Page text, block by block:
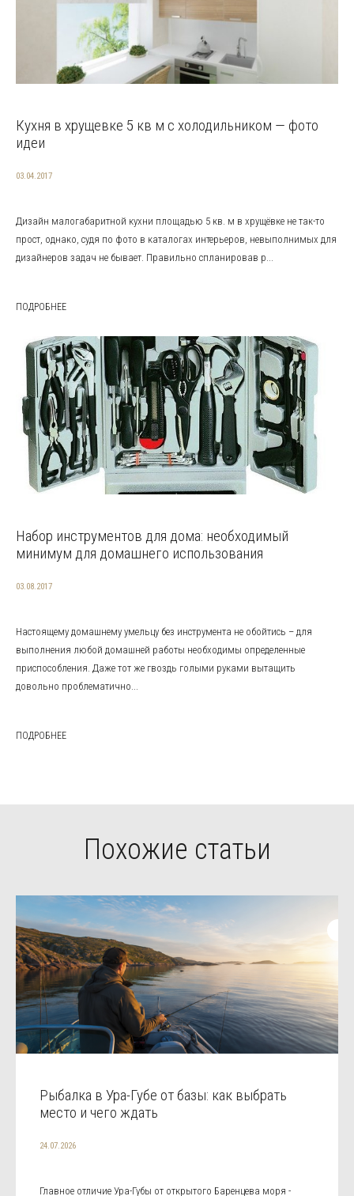
Кухня в хрущевке 5 кв м с холодильником — фото
идеи
03.04.2017
Дизайн малогабаритной кухни площадью 5 кв. м в хрущёвке не так-то
прост, однако, судя по фото в каталогах интерьеров, невыполнимых для
дизайнеров задач не бывает. Правильно спланировав р...
ПОДРОБНЕЕ
Набор инструментов для дома: необходимый
минимум для домашнего использования
03.08.2017
Настоящему домашнему умельцу без инструмента не обойтись – для
выполнения любой домашней работы необходимы определенные
приспособления. Даже тот же гвоздь голыми руками вытащить
довольно проблематично...
ПОДРОБНЕЕ
Похожие статьи
Рыбалка в Ура-Губе от базы: как выбрать
место и чего ждать
24.07.2026
Главное отличие Ура-Губы от открытого Баренцева моря -